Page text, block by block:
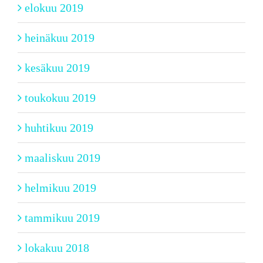
elokuu 2019
heinäkuu 2019
kesäkuu 2019
toukokuu 2019
huhtikuu 2019
maaliskuu 2019
helmikuu 2019
tammikuu 2019
lokakuu 2018